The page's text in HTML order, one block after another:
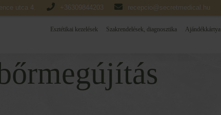
Esztétikai kezelések Szakrendelések, diagnosztika Ajándékkártya
utca 4. +36309844203 recepcio@secretmedical.hu